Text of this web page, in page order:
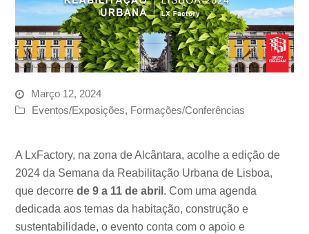
Março 12, 2024
Eventos/Exposições, Formações/Conferências
A LxFactory, na zona de Alcântara, acolhe a edição de
2024 da Semana da Reabilitação Urbana de Lisboa,
que decorrede 9 a 11 de abril . Com uma agenda
dedicada aos temas da habitação, construção e
sustentabilidade, o evento conta com o apoio e